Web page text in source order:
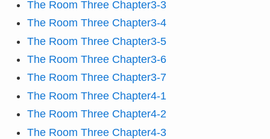
The Room Three Chapter3-3
The Room Three Chapter3-4
The Room Three Chapter3-5
The Room Three Chapter3-6
The Room Three Chapter3-7
The Room Three Chapter4-1
The Room Three Chapter4-2
The Room Three Chapter4-3